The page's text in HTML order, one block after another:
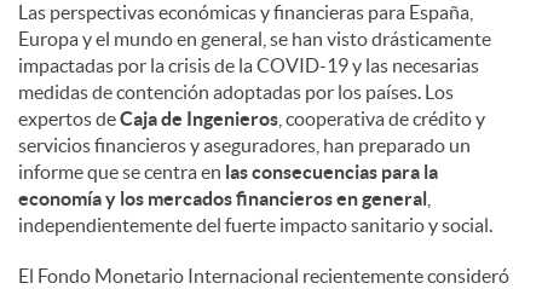
Las perspectivas económicas y financieras para España,
Europa y el mundo en general, se han visto drásticamente
impactadas por la crisis de la COVID-19 y las necesarias
medidas de contención adoptadas por los países. Los
expertos deCaja de Ingenieros , cooperativa de crédito y
servicios financieros y aseguradores, han preparado un
informe que se centra en las consecuencias para la
economía y los mercados financieros en general
independientemente del fuerte impacto sanitario y social.
El Fondo Monetario Internacional recientemente consideró